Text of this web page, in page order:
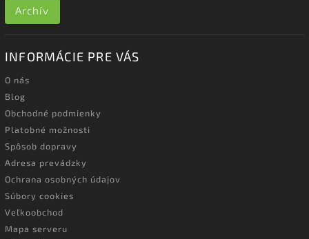
Archív
INFORMÁCIE PRE VÁS
O nás
Blog
Obchodné podmienky
Platobné možnosti
Spôsob dopravy
Adresa prevádzky
Ochrana osobných údajov
Súbory cookies
Veľkoobchod
Mapa serveru